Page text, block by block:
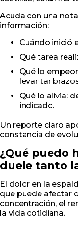
Acuda con una
información:
Cuándo inició
Qué tarea
Qué lo
levantar
Qué lo alivia:
indicado.
Un reporte claro
constancia de
¿Qué puedo
duele tanto
El dolor en la
que puede afectar
concentración, el
la vida cotidiana.